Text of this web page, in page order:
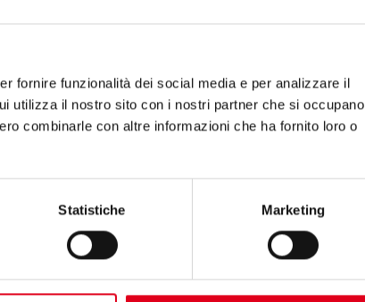
fornire funzionalità dei social media e per analizzare il
utilizza il nostro sito con i nostri partner che si occupano
combinarle con altre informazioni che ha fornito loro o
Statistiche Marketing
Altri documenti